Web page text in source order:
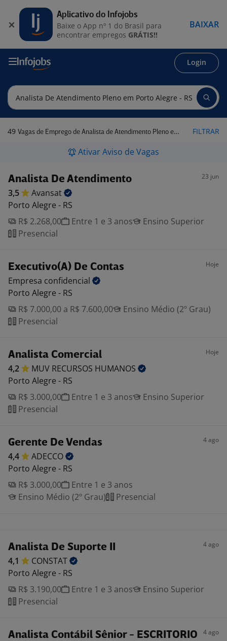
Login
49 Vagas de Emprego de Analista de Atendimento Pleno em Porto Alegre - RS FILTRAR
Ativar Aviso de Vagas
Analista De Atendimento 23 jun
3,5
Avansat
Porto Alegre - RS
R$ 2.268,00
Entre 1 e 3 anos
Ensino Superior
Presencial
Executivo(A) De Contas Hoje
Empresa confidencial
Porto Alegre - RS
R$ 7.000,00 a R$ 7.600,00
Ensino Médio (2º Grau)
Presencial
Analista Comercial Hoje
4,2 MUV RECURSOS HUMANOS
Porto Alegre - RS
R$ 3.000,00
Entre 1 e 3 anos
Ensino Superior
Presencial
Gerente De Vendas 4 ago
4,4
ADECCO
Porto Alegre - RS
R$ 3.000,00
Entre 1 e 3 anos
Ensino Médio (2º Grau)
Presencial
Analista De Suporte II 4 ago
4,1
CONSTAT
Porto Alegre - RS
R$ 3.190,00
Entre 1 e 3 anos
Ensino Superior
Presencial
Analista Contábil Sênior - ESCRITORIO
4 ago
Aplicativo do Infojobs
Baixe o App nº 1 do Brasil para
encontrar empregos GRÁTIS!!
BAIXAR